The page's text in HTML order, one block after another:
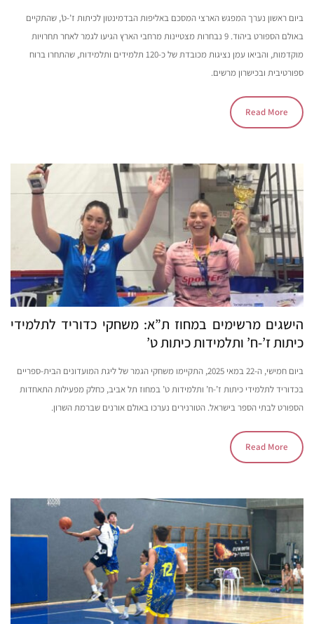
ביום ראשון נערך המפגש הארצי המסכם באליפות הבדמינטון לכיתות ז’-ט’, שהתקיים
באולם הספורט ביהוד. 9 נבחרות מצטיינות מרחבי הארץ הגיעו לגמר לאחר תחרויות
מוקדמות, והביאו עמן נציגות מכובדת של כ-120 תלמידים ותלמידות, שהתחרו ברוח
ספורטיבית ובכישרון מרשים.
Read More
הישגים מרשימים במחוז ת”א: משחקי כדוריד לתלמידי
כיתות ז’-ח’ ותלמידות כיתות ט’
ביום חמישי, ה-22 במאי 2025, התקיימו משחקי הגמר של ליגת המועדונים הבית-ספריים
בכדוריד לתלמידי כיתות ז’-ח’ ותלמידות ט’ במחוז תל אביב, כחלק מפעילות התאחדות
הספורט לבתי הספר בישראל. הטורנירים נערכו באולם אורנים שברמת השרון.
Read More